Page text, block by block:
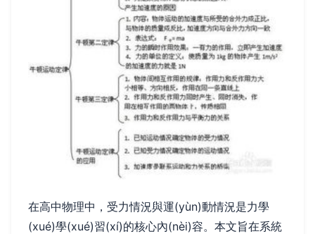
在高中物理中，受力情況與運(yùn)動情況是力學
(xué)學(xué)習(xí)的核心內(nèi)容。本文旨在系統